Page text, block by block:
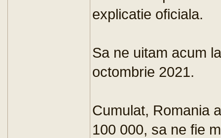
explicatie oficiala.
Sa ne uitam acum
octombrie 2021.
Cumulat, Romania
100 000, sa ne fie